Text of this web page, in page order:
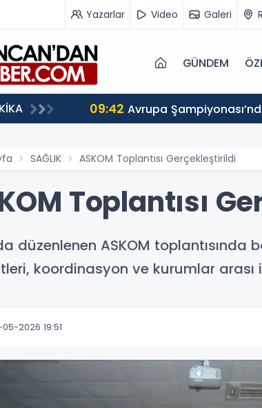
Yazarlar Video Galeri
GÜNDEM
09:42 Avrupa
SAĞLIK ASKOM Toplantısı Gerçekleştirildi
Toplantısı
düzenlenen ASKOM
koordinasyon ve kurumlar arası
05-2026 19:51